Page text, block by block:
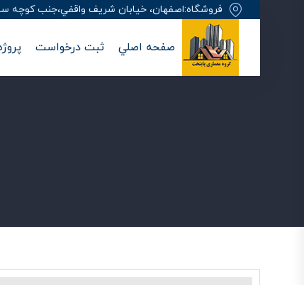
فروشگاه:اصفهان، خيابان شريف واقفي،جنب کوچه سی
صفحه اصلي ثبت درخواست